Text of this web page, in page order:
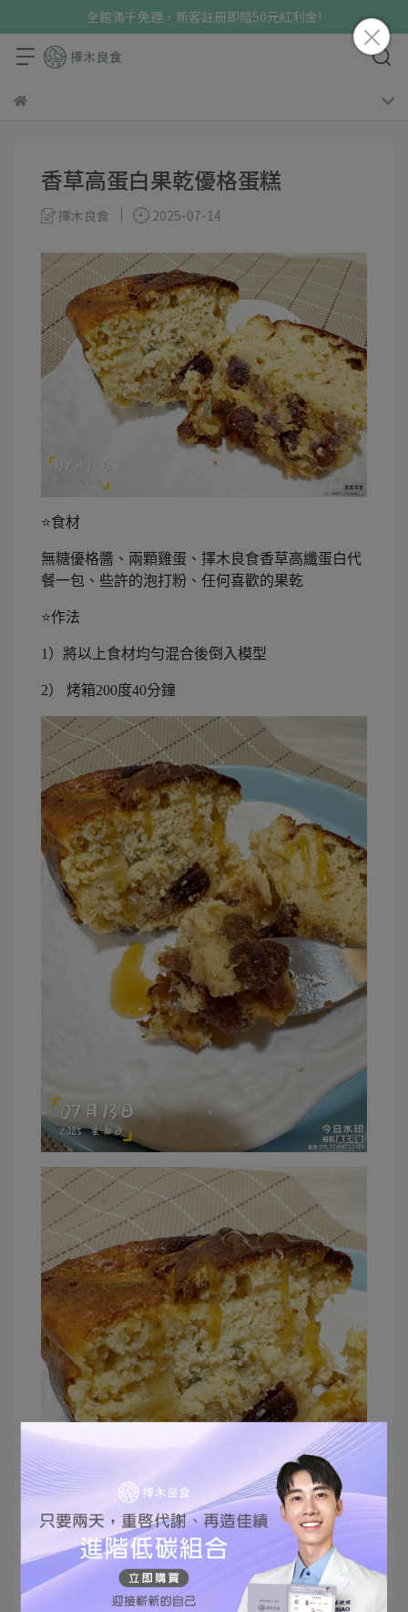
全館滿千免運，新客註冊即贈50元紅利金!
香草高蛋白果乾優格蛋糕
擇木良食 2025-07-14
⭐️食材
無糖優格醬、兩顆雞蛋、擇木良食香草高纖蛋白代
餐一包、些許的泡打粉、任何喜歡的果乾
⭐️作法
1）將以上食材均勻混合後倒入模型
2） 烤箱200度40分鐘